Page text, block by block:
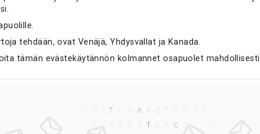
tehdään, ovat Venäjä, Yhdysvallat ja Kanada.
tämän evästekäytännön kolmannet osapuolet